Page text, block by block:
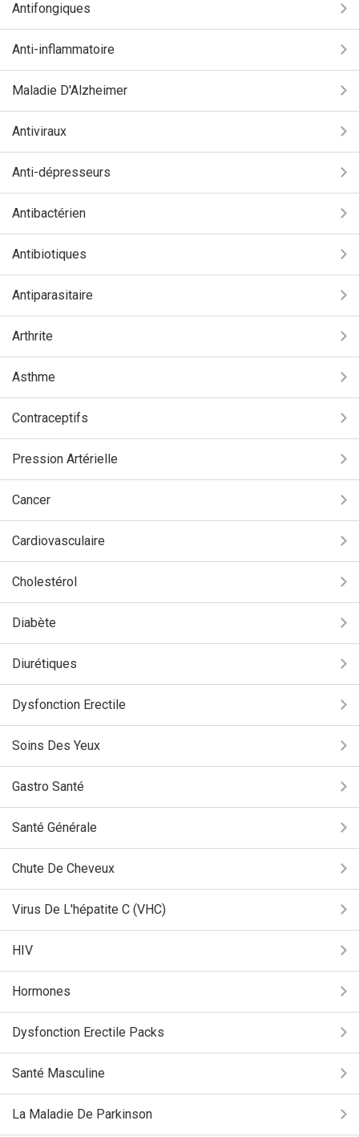
Antifongiques
Anti-inflammatoire
Maladie D'Alzheimer
Antiviraux
Anti-dépresseurs
Antibactérien
Antibiotiques
Antiparasitaire
Arthrite
Asthme
Contraceptifs
Pression Artérielle
Cancer
Cardiovasculaire
Cholestérol
Diabète
Diurétiques
Dysfonction Erectile
Soins Des Yeux
Gastro Santé
Santé Générale
Chute De Cheveux
Virus De L'hépatite C (VHC)
HIV
Hormones
Dysfonction Erectile Packs
Santé Masculine
La Maladie De Parkinson